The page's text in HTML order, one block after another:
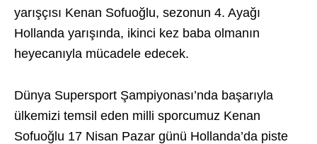
yarışçısı Kenan Sofuoğlu, sezonun 4. Ayağı
Hollanda yarışında, ikinci kez baba olmanın
heyecanıyla mücadele edecek.
Dünya Supersport Şampiyonası’nda başarıyla
ülkemizi temsil eden milli sporcumuz Kenan
Sofuoğlu 17 Nisan Pazar günü Hollanda’da piste